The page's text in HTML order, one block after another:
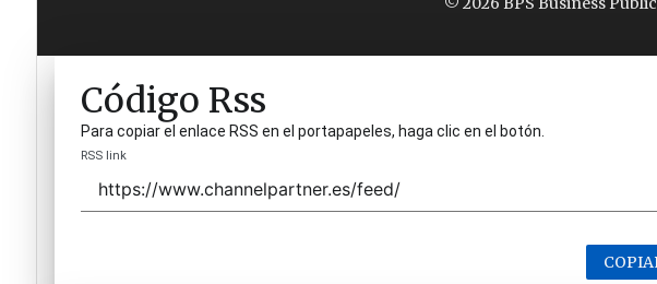
Código Rss
Para copiar el enlace RSS en el portapapeles, haga clic en el botón.
RSS link